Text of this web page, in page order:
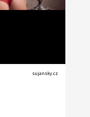
sujansky.cz